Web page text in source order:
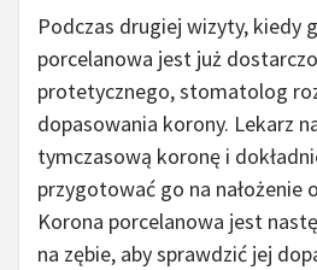
Podczas drugiej wizyty, kiedy
porcelanowa jest już
protetycznego, stomatolog
dopasowania korony. Lekarz
tymczasową koronę i
przygotować go na nałożenie
Korona porcelanowa jest
na zębie, aby sprawdzić jej